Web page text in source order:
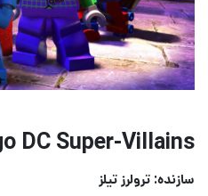
DC Super-Villains
سازنده: ترولرز تیلز